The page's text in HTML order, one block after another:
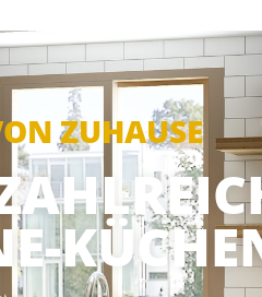
ZUHAUSE